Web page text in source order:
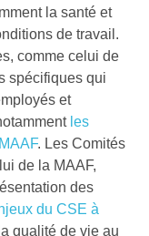
la santé et
de travail.
comme celui de
spécifiques qui
et
les
. Les Comités
de la MAAF,
des
du CSE à
qualité de vie au